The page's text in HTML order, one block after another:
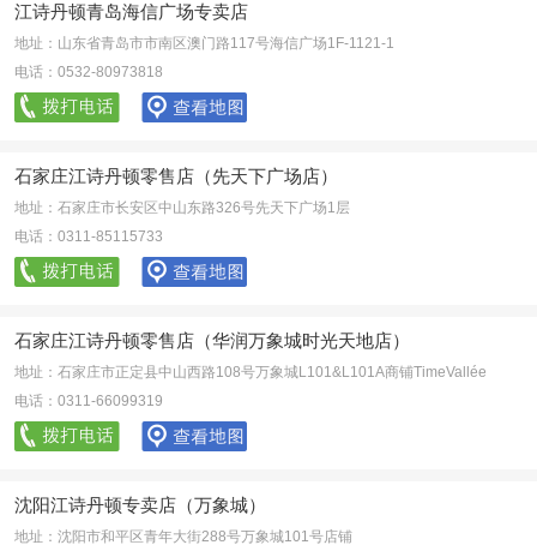
江诗丹顿青岛海信广场专卖店
地址：山东省青岛市市南区澳门路117号海信广场1F-1121-1
电话：0532-80973818
石家庄江诗丹顿零售店（先天下广场店）
地址：石家庄市长安区中山东路326号先天下广场1层
电话：0311-85115733
石家庄江诗丹顿零售店（华润万象城时光天地店）
地址：石家庄市正定县中山西路108号万象城L101&L101A商铺TimeVallée
电话：0311-66099319
沈阳江诗丹顿专卖店（万象城）
地址：沈阳市和平区青年大街288号万象城101号店铺